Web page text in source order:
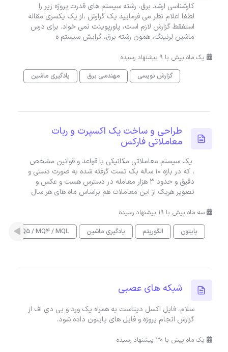
کارشناسی ارشد برق، رشته سیستم های قدرت پروژه زیر را
لطفا اعلام نظر می فرمایید یک گزارش ،از یک یکسری مقاله
استفقط گزارش لازم است، پاورپوینت نمی خواد. برای درس
ماشین لرنینگ، همون رشته برق، گرایش سیستم ه
یک ماه پیش با 9 پیشنهاد رسیده
گزارش نویسی
مهندسی برق یادگیری ماشین
طراحی و ساخت یک اکسپرت و ربات
معاملاتی فارکس
یک سیستم معاملاتی مکانیکی با قواعد و قوانین مشخص
، که در بازه 10 ساله بک تست گرفته شده به صورت دستی و
دقیق و حدود 3 هزار معامله در دسترس هست و عکس و
تصویر هریک از این معاملات هم براساس ماه های هر سال
سه ماه پیش با 19 پیشنهاد رسیده
پایتون
الگوریتم یادگیری ماشین MQ5 / MQ4 / MQL
شبکه های عصبی
سلام، فایل اکسل دیتاست به همراه یک ورد و پی دی اف از
گزارش انجام پروژه و فایل های پایتون داده شود.
یک ماه پیش با 30 پیشنهاد رسیده